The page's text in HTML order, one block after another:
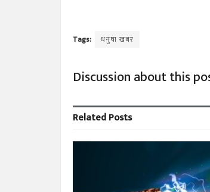
Tags: धनुषा खबर
Discussion about this
RelatedPosts